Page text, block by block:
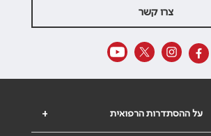
צרו קשר
+ על ההסתדרות הרפואית